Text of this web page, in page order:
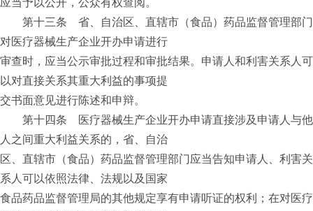
应当予以公开，公众有权查阅。
第十三条 省、自治区、直辖市（食品）药品监督管理部门
对医疗器械生产企业开办申请进行
审查时，应当公示审批过程和审批结果。申请人和利害关系人可
以对直接关系其重大利益的事项提
交书面意见进行陈述和申辩。
第十四条 医疗器械生产企业开办申请直接涉及申请人与他
人之间重大利益关系的，省、自治
区、直辖市（食品）药品监督管理部门应当告知申请人、利害关
系人可以依照法律、法规以及国家
食品药品监督管理局的其他规定享有申请听证的权利；在对医疗